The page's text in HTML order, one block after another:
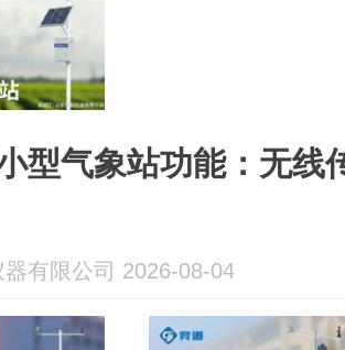
型气象站功能：无线
有限公司 2026-08-04